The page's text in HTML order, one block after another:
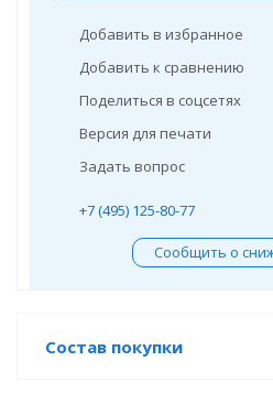
Добавить в избранное
Добавить к сравнению
Поделиться в соцсетях
Версия для печати
Задать вопрос
+7 (495) 125-80-77
Сообщить о
Состав покупки